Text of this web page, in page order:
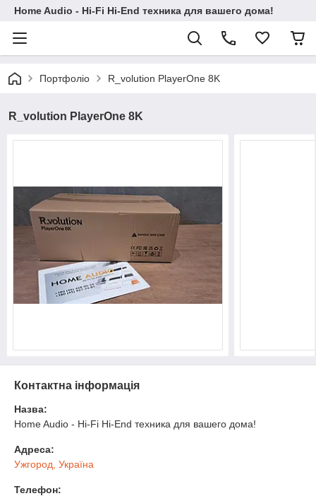
Home Audio - Hi-Fi Hi-End техника для вашего дома!
Портфоліо R_volution PlayerOne 8K
R_volution PlayerOne 8K
Контактна інформація
Назва:
Home Audio - Hi-Fi Hi-End техника для вашего дома!
Адреса:
Ужгород, Україна
Телефон: